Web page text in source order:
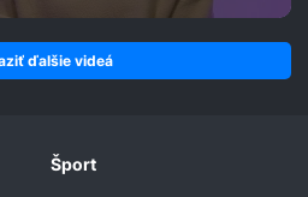
ďalšie videá
Šport